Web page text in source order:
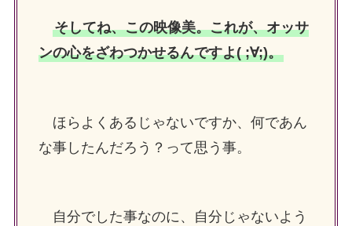
そしてね、この映像美。これが、オッサ
ンの心をざわつかせるんですよ( ;∀;)。
ほらよくあるじゃないですか、何であん
な事したんだろう？って思う事。
自分でした事なのに、自分じゃないよう